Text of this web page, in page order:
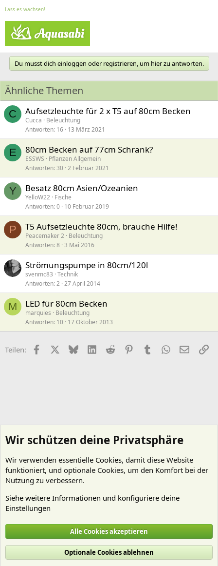
Lass es wachsen!
Du musst dich einloggen oder registrieren, um hier zu antworten.
Ähnliche Themen
C Aufsetzleuchte für 2 x T5 auf 80cm Becken
Cucca
Beleuchtung
Antworten 16 13 März 2021
E 80cm Becken auf 77cm Schrank?
ESSWS
Pflanzen Allgemein
Antworten 30 2 Februar 2021
Y Besatz 80cm Asien/Ozeanien
YelloW22 Fische
Antworten 0 10 Februar 2019
P T5 Aufsetzleuchte 80cm, brauche Hilfe!
Peacemaker 2
Beleuchtung
Antworten 8 3 Mai 2016
Strömungspumpe in 80cm/120l
svenmc83 Technik
Antworten 2 27 April 2014
M LED für 80cm Becken
marquies
Beleuchtung
Antworten 10 17 Oktober 2013
Teilen: FacebookX (Twitter)
BlueskyLinkedIn
Reddit PinterestTumblr WhatsApp
E-Mail
Cookies
Deutsch (Du)
Nutzungsbedingungen
Datenschutz Hilfe und Impressum
R
Wir schützen deine Privatsphäre
Wir verwenden essentielle Cookies, damit diese Website
funktioniert, und optionale Cookies, um den Komfort bei der
Nutzung zu verbessern.
Siehe weitere Informationen und konfiguriere deine
Einstellungen
Alle Cookies akzeptieren
Optionale Cookies ablehnen